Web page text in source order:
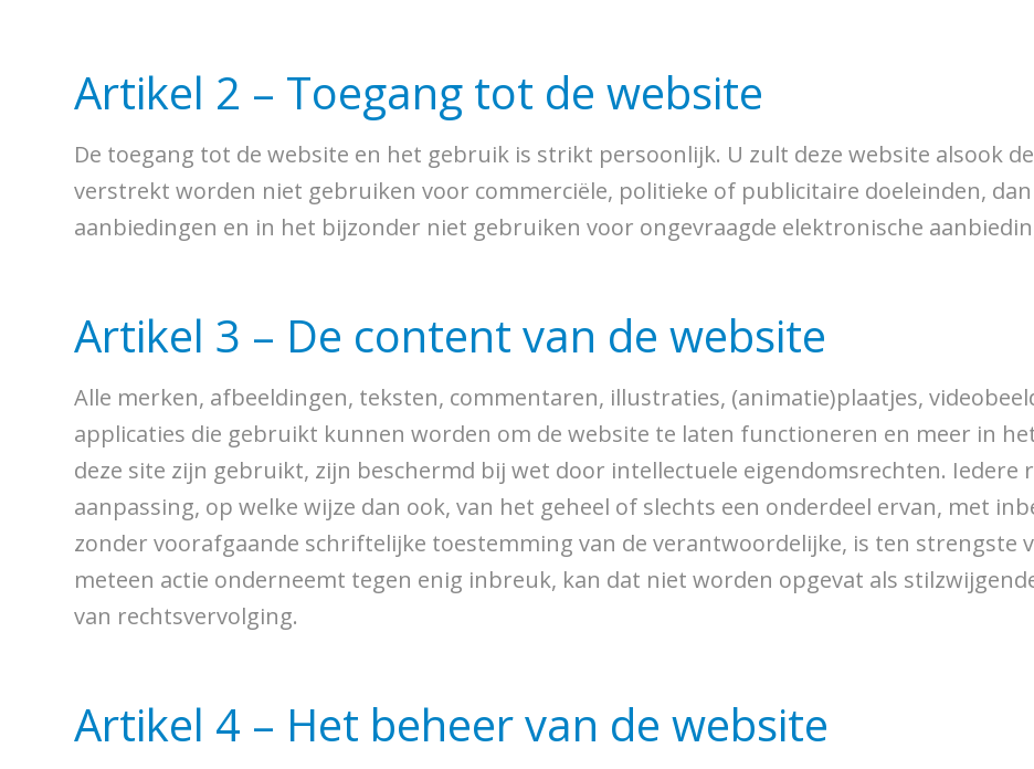
Artikel 2 – Toegang tot de website
De toegang tot de website en het gebruik is strikt persoonlijk. U zult deze website alsook
verstrekt worden niet gebruiken voor commerciële, politieke of publicitaire doeleinden,
aanbiedingen en in het bijzonder niet gebruiken voor ongevraagde elektronische
Artikel 3 – De content van de website
Alle merken, afbeeldingen, teksten, commentaren, illustraties, (animatie)plaatjes,
applicaties die gebruikt kunnen worden om de website te laten functioneren en meer in
deze site zijn gebruikt, zijn beschermd bij wet door intellectuele eigendomsrechten.
aanpassing, op welke wijze dan ook, van het geheel of slechts een onderdeel ervan, met
zonder voorafgaande schriftelijke toestemming van de verantwoordelijke, is ten strengste
meteen actie onderneemt tegen enig inbreuk, kan dat niet worden opgevat als
van rechtsvervolging.
Artikel 4 – Het beheer van de website